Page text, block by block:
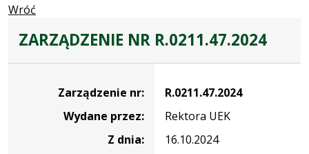
Wróć
ZARZĄDZENIE NR R.0211.47.2024
Zarządzenie nr:
R.0211.47.2024
Wydane przez:
Rektora UEK
Z dnia:
16.10.2024